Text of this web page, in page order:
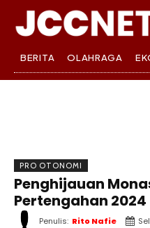
BERITA OLAHRAGA
PRO OTONOMI
Penghijauan
Pertengahan 2024
Penulis: Rito Nafie